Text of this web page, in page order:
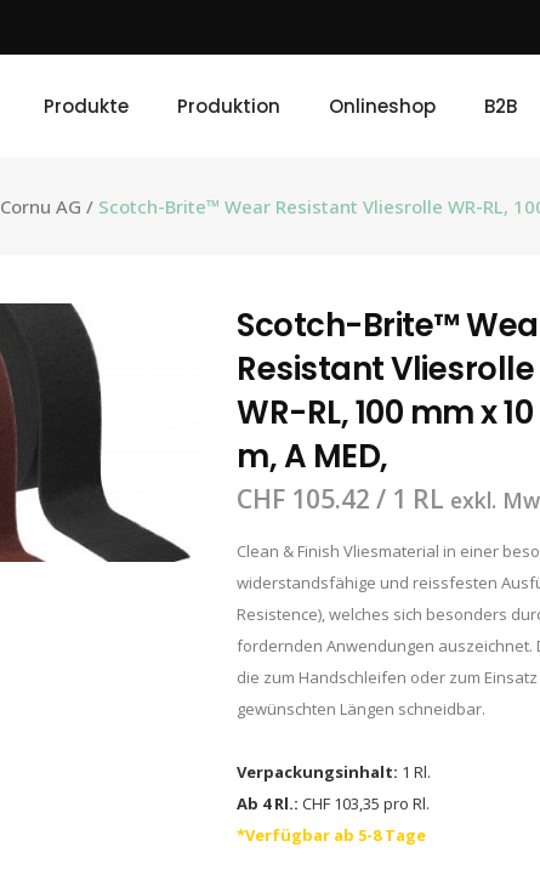
Produkte Produktion Onlineshop B2B
Cornu AG / Scotch-Brite™ Wear Resistant Vliesrolle WR-RL,
Scotch-Brite™
Resistant Vliesrolle
WR-RL, 100 mm x 10
m, A MED,
CHF 105.42 / 1 RL exkl.
Clean & Finish Vliesmaterial in einer
widerstandsfähige und reissfesten
Resistence), welches sich besonders
fordernden Anwendungen auszeichnet.
die zum Handschleifen oder zum
gewünschten Längen schneidbar.
Verpackungsinhalt: 1 Rl.
Ab 4 Rl.: CHF 103,35 pro Rl.
*Verfügbar ab 5-8 Tage